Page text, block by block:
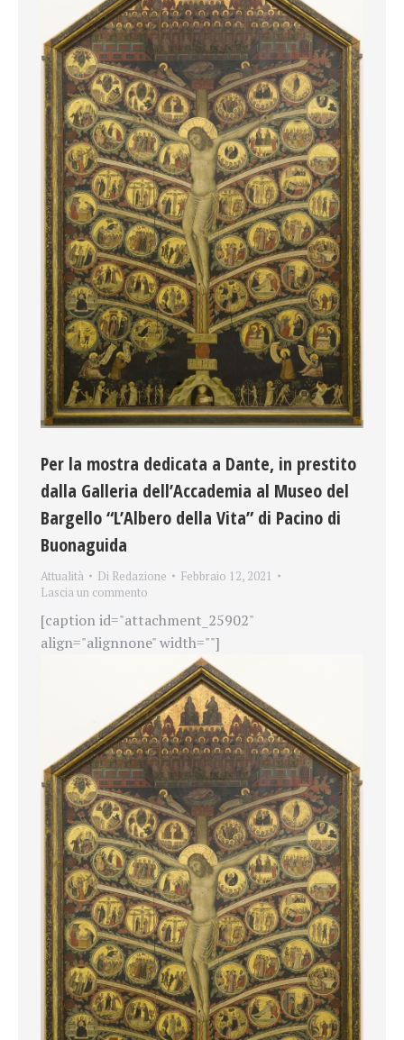
Per la mostra dedicata a Dante, in prestito
dalla Galleria dell’Accademia al Museo del
Bargello “L’Albero della Vita” di Pacino di
Buonaguida
Attualità Di Redazione
Febbraio 12, 2021
Lascia un commento
[caption id="attachment_25902"
align="alignnone" width=""]